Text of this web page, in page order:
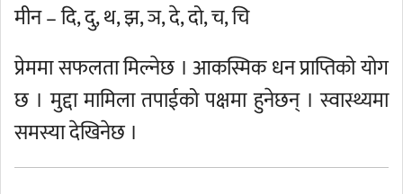
मीन – दि, दु, थ, झ, ञ, दे, दो, च, चि
प्रेममा सफलता मिल्नेछ । आकस्मिक धन प्राप्तिको योग
छ । मुद्दा मामिला तपाईको पक्षमा हुनेछन् । स्वास्थ्यमा
समस्या देखिनेछ ।